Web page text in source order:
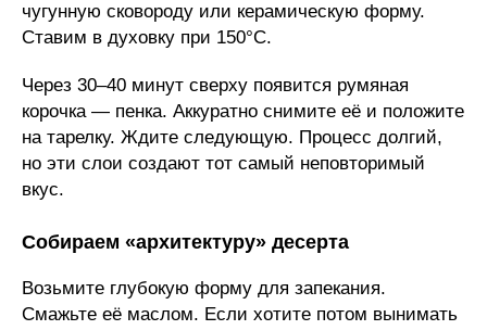
чугунную сковороду или керамическую форму.
Ставим в духовку при 150°C.
Через 30–40 минут сверху появится румяная
корочка — пенка. Аккуратно снимите её и положите
на тарелку. Ждите следующую. Процесс долгий,
но эти слои создают тот самый неповторимый
вкус.
Собираем «архитектуру» десерта
Возьмите глубокую форму для запекания.
Смажьте её маслом. Если хотите потом вынимать